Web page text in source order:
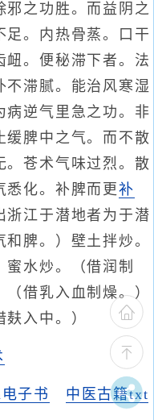
邪之功胜。而益阴之
足。内热骨蒸。口干
衄。便秘滞下者。法
不滞腻。能治风寒湿
病逆气里急之功。非
缓脾中之气。而不散
。苍术气味过烈。散
悉化。补脾而更补
浙江于潜地者为于潜
脾。）壁土拌炒。
蜜水炒。（借润制
借乳入血制燥。）
入中。）
子书
中医古籍txt